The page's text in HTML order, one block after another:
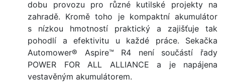
dobu provozu pro různé kutilské projekty na
zahradě. Kromě toho je kompaktní akumulátor
s nízkou hmotností praktický a zajišťuje tak
pohodlí a efektivitu u každé práce. Sekačka
Automower® Aspire™ R4 není součástí řady
POWER FOR ALL ALLIANCE a je napájena
vestavěným akumulátorem.